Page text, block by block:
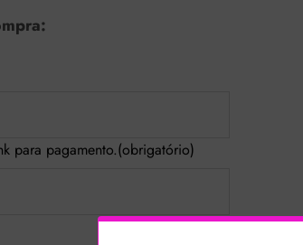
para pagamento.(obrigatório)